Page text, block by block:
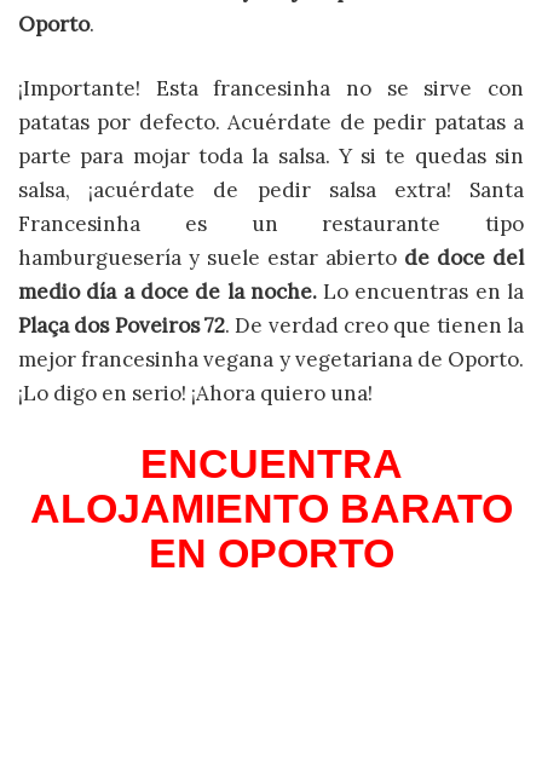
Oporto.
¡Importante! Esta francesinha no se sirve con
patatas por defecto. Acuérdate de pedir patatas a
parte para mojar toda la salsa. Y si te quedas sin
salsa, ¡acuérdate de pedir salsa extra! Santa
Francesinha es un restaurante tipo
hamburguesería y suele estar abierto de doce del
medio día a doce de la noche.Lo encuentras en la
Plaça dos Poveiros 72. De verdad creo que tienen la
mejor francesinha vegana y vegetariana de Oporto.
¡Lo digo en serio! ¡Ahora quiero una!
ENCUENTRA
ALOJAMIENTO BARATO
EN OPORTO